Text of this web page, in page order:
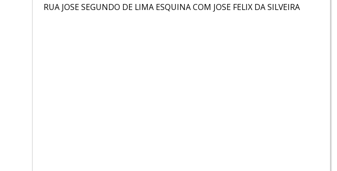
RUA JOSE SEGUNDO DE LIMA ESQUINA COM JOSE FELIX DA SILVEIRA